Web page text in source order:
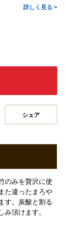
詳しく見る >
シェア
のみを贅沢に使
た違ったまろや
す。炭酸と割る
頂けます。